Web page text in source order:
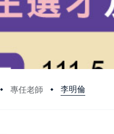
專任老師 李明倫